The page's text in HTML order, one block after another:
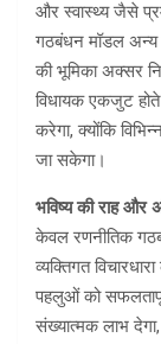
और स्वास्थ्य जैसे
गठबंधन मॉडल अन्य
की भूमिका अक्सर
विधायक एकजुट
करेगा, क्योंकि
जा सकेगा।
भविष्य की राह और
केवल रणनीतिक
व्यक्तिगत
पहलुओं को
संख्यात्मक लाभ